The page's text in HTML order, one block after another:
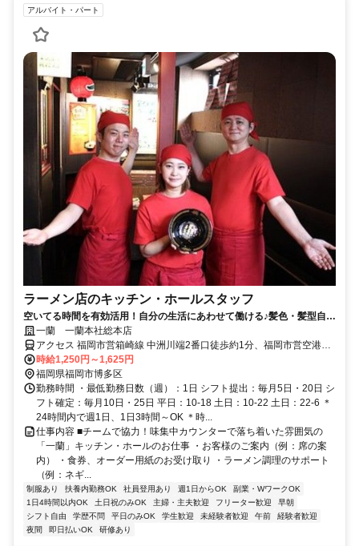
アルバイト・パート
ラーメン店のキッチン・ホールスタッフ
空いてる時間を有効活用！自分の生活にあわせて働ける♪髪色・髪型自
由！履歴書不要＆オンライン面接実施中
一蘭 一蘭本社総本店
アクセス 福岡市営箱崎線 中洲川端2番口徒歩約1分、福岡市営空港線
中洲川端2番口徒歩約1分、福岡市営空港線 天神15番口徒歩約5分 西
鉄バス「東中洲」より徒歩1分 福岡都市高速道路「呉服町ランプ」よ
り車で5分
時給1,250円～1,625円
福岡県福岡市博多区
勤務時間 ・最低勤務日数（週）：1日 シフト提出：毎月5日・20日 シ
フト確定：毎月10日・25日 平日：10-18 土日：10-22 土日：22-6 ＊
24時間内で週1日、1日3時間～OK ＊時...
仕事内容 ■チームで協力！味集中カウンターで落ち着いた雰囲気の
「一蘭」キッチン・ホールのお仕事 ・お客様のご案内（例：席の案
内） ・食券、オーダー用紙のお受け取り ・ラーメン調理のサポート
（例：ネギ...
制服あり 扶養内勤務OK 社員登用あり 週1日からOK
副業・WワークOK
1日4時間以内OK
土日祝のみOK 主婦・主夫歓迎 フリーター歓迎
早朝
シフト自由
学歴不問 平日のみOK 学生歓迎 未経験者歓迎 午前
経験者歓迎
夜間
即日払いOK 研修あり